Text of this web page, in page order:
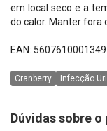
em local seco e a
do calor. Manter fora
EAN: 5607610001349
Cranberry Infecção
Dúvidas sobre